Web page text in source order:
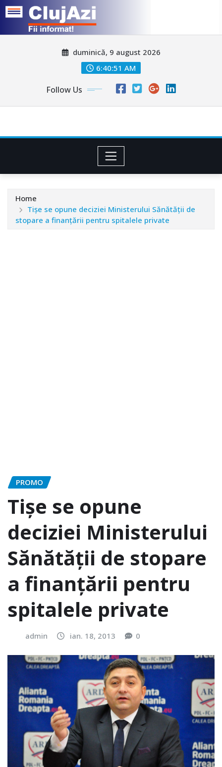
duminică, 9 august 2026
6:40:54 AM
Follow Us
Home
Tişe se opune deciziei Ministerului Sănătăţii de
stopare a finanţării pentru spitalele private
PROMO
Tişe se opune
deciziei Ministerului
Sănătăţii de stopare
a finanţării pentru
spitalele private
admin ian. 18, 2013 0